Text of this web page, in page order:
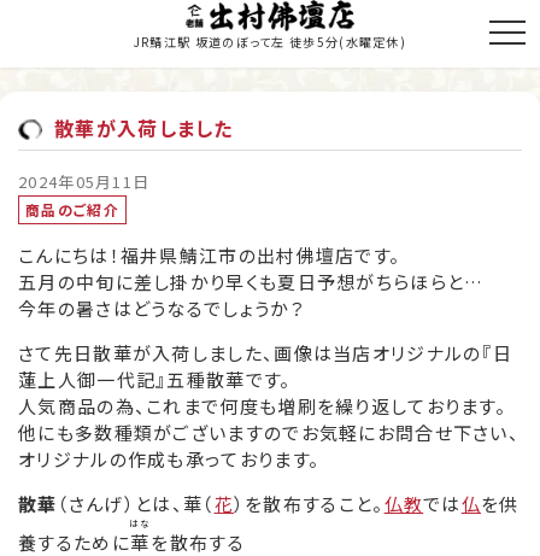
JR鯖江駅 坂道のぼって左 徒歩5分(水曜定休)
商品のご紹介
お仏壇の修理・修復
寺院施工
当店の歩み
職人紹介
お問い合わせ・お見積り
散華が入荷しました
2024年05月11日
商品のご紹介
こんにちは！福井県鯖江市の出村佛壇店です。
五月の中旬に差し掛かり早くも夏日予想がちらほらと…
今年の暑さはどうなるでしょうか？
さて先日散華が入荷しました、画像は当店オリジナルの『日
蓮上人御一代記』五種散華です。
人気商品の為、これまで何度も増刷を繰り返しております。
他にも多数種類がございますのでお気軽にお問合せ下さい、
オリジナルの作成も承っております。
散華 （さんげ）とは、華（花）を散布すること。仏教では仏を供
養するために華
はな
を散布する